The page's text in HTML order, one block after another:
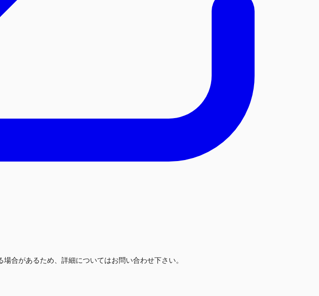
合があるため、詳細についてはお問い合わせ下さい。